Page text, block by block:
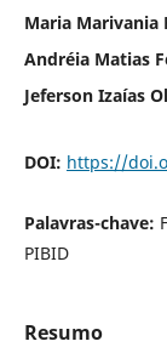
Maria Marivania
Andréia Matias
Jeferson Izaías
DOI: https://
Palavras-chave:
PIBID
Resumo